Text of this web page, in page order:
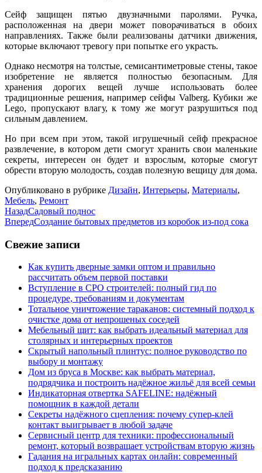
Сейф защищен пятью двузначными паролями. Ручка,
расположенная на двери может поворачиваться в обоих
направлениях. Также были реализованы датчики движения,
которые включают тревогу при попытке его украсть.
Однако несмотря на толстые, семисантиметровые стены, такое
изобретение не является полностью безопасным. Для
хранения дорогих вещей лучше использовать более
традиционные решения, например сейфы Valberg. Кубики же
Lego, пропускают влагу, к тому же могут разрушиться под
сильным давлением.
Но при всем при этом, такой игрушечный сейф прекрасное
развлечение, в котором дети смогут хранить свои маленькие
секреты, интересен он будет и взрослым, которые смогут
обрести вторую молодость, создав полезную вещицу для дома.
Опубликовано в рубрике Дизайн, Интерьеры, Материалы,
Мебель, Ремонт
НазадСадовый поднос
ВпередСоздание бытовых предметов из коробок из-под сока
Свежие записи
Как купить дверные замки оптом и правильно
рассчитать объем первой поставки
Вступление в СРО строителей: полный гид по
процедуре, требованиям и документам
Тотальное уничтожение тараканов: системный подход к
очистке дома от непрошеных соседей
Мебельный щит: как выбрать идеальный материал для
столярных и интерьерных проектов
Скрытый напольный плинтус: полное руководство по
выбору и монтажу
Дом из бруса в Москве: как выбрать материал,
подрядчика и построить надёжное жильё для всей семьи
Индикаторная отвертка SAFELINE: надёжный
помощник в каждой детали
Секреты надёжного сцепления: почему супер‑клей
контакт выигрывает в любой задаче
Сервисный центр для техники: профессиональный
ремонт, который возвращает устройствам вторую жизнь
Гадания на игральных картах онлайн: современный
подход к предсказанию